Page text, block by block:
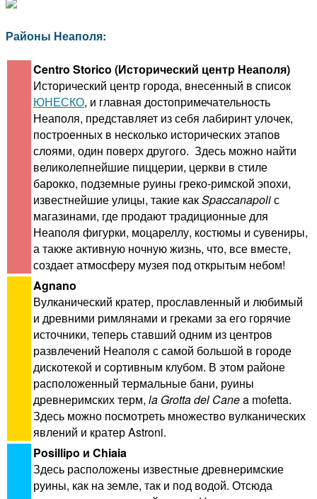
Районы Неаполя:
Centro Storico (Исторический центр Неаполя)
Исторический центр города, внесенный в список
ЮНЕСКО, и главная достопримечательность
Неаполя, представляет из себя лабиринт улочек,
построенных в несколько исторических этапов
слоями, один поверх другого. Здесь можно найти
великолепнейшие пиццерии, церкви в стиле
барокко, подземные руины греко-римской эпохи,
известнейшие улицы, такие какSpaccanapoliс
магазинами, где продают традиционные для
Неаполя фигурки, моцареллу, костюмы и сувениры,
а также активную ночную жизнь, что, все вместе,
создает атмосферу музея под открытым небом!
Agnano
Вулканический кратер, прославленный и любимый
и древними римлянами и греками за его горячие
источники, теперь ставший одним из центров
развлечений Неаполя с самой большой в городе
дискотекой и сортивным клубом. В этом районе
расположенный термальные бани, руины
древнеримских терм, la Grotta del Canea mofetta.
Здесь можно посмотреть множество вулканических
явлений и кратер Astroni.
Posillipo и Chiaia
Здесь расположены известные древнеримские
руины, как на земле, так и под водой. Отсюда